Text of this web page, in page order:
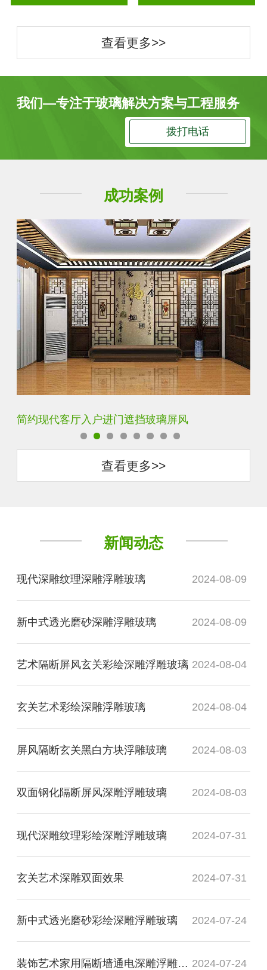
查看更多>>
我们—专注于玻璃解决方案与工程服务
拨打电话
成功案例
风 铁艺不锈钢玻璃屏风隔断
查看更多>>
新闻动态
现代深雕纹理深雕浮雕玻璃 2024-08-09
新中式透光磨砂深雕浮雕玻璃 2024-08-09
艺术隔断屏风玄关彩绘深雕浮雕玻璃 2024-08-04
玄关艺术彩绘深雕浮雕玻璃 2024-08-04
屏风隔断玄关黑白方块浮雕玻璃 2024-08-03
双面钢化隔断屏风深雕浮雕玻璃 2024-08-03
现代深雕纹理彩绘深雕浮雕玻璃 2024-07-31
玄关艺术深雕双面效果 2024-07-31
新中式透光磨砂彩绘深雕浮雕玻璃 2024-07-24
装饰艺术家用隔断墙通电深雕浮雕玻璃 2024-07-24